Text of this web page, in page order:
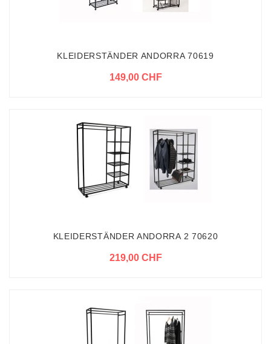
KLEIDERSTÄNDER ANDORRA 70619
149,00 CHF
KLEIDERSTÄNDER ANDORRA 2 70620
219,00 CHF